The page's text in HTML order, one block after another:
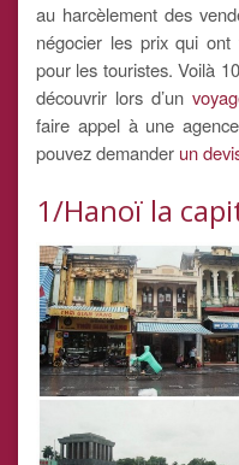
au harcèlement des
négocier les prix qui ont
pour les touristes. Voilà
découvrir lors d’un
faire appel à une
pouvez demander un
1/Hanoï la